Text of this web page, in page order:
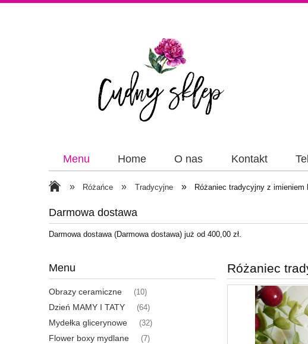
Menu Home O nas Kontakt
Papiery Wstążki
» Różańce » Tradycyjne » Różaniec tradycyjny z imieniem
Darmowa dostawa
Darmowa dostawa (Darmowa dostawa) już od 400,00 zł.
Menu
Obrazy ceramiczne (10)
Dzień MAMY I TATY (64)
Mydełka glicerynowe (32)
Flower boxy mydlane (7)
Różaniec